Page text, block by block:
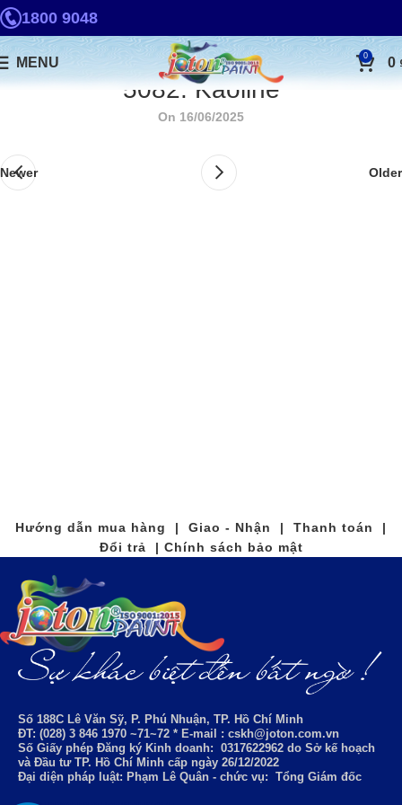
1800 9048
MENU 0 0
5082. Kaoline
On 16/06/2025
Newer Older
Hướng dẫn mua hàng | Giao - Nhận | Thanh toán |
Đổi trả | Chính sách bảo mật
Số 188C Lê Văn Sỹ, P. Phú Nhuận, TP. Hồ Chí Minh
ĐT: (028) 3 846 1970 ~71~72 * E-mail : cskh@joton.com.vn
Số Giấy phép Đăng ký Kinh doanh: 0317622962 do Sở kế hoạch
và Đầu tư TP. Hồ Chí Minh cấp ngày 26/12/2022
Đại diện pháp luật: Phạm Lê Quân - chức vụ: Tổng Giám đốc